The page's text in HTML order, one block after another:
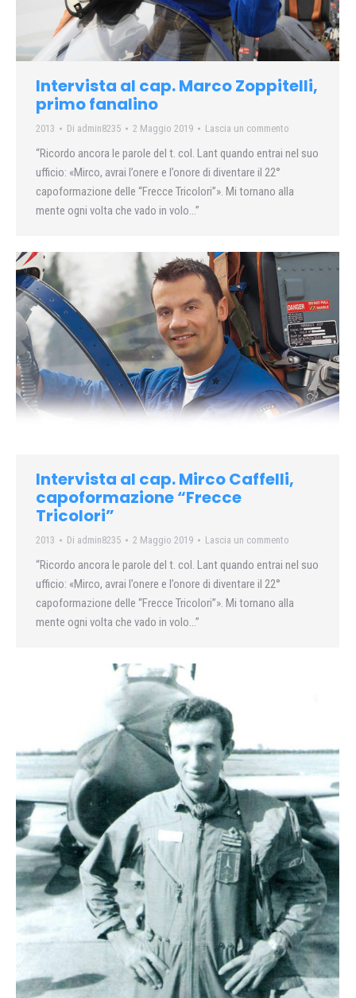
Intervista al cap. Marco Zoppitelli,
primo fanalino
2013 Di admin8235 2 Maggio 2019 Lascia un commento
“Ricordo ancora le parole del t. col. Lant quando entrai nel suo
ufficio: «Mirco, avrai l’onere e l’onore di diventare il 22°
capoformazione delle “Frecce Tricolori”». Mi tornano alla
mente ogni volta che vado in volo…”
Intervista al cap. Mirco Caffelli,
capoformazione “Frecce
Tricolori”
2013 Di admin8235 2 Maggio 2019 Lascia un commento
“Ricordo ancora le parole del t. col. Lant quando entrai nel suo
ufficio: «Mirco, avrai l’onere e l’onore di diventare il 22°
capoformazione delle “Frecce Tricolori”». Mi tornano alla
mente ogni volta che vado in volo…”